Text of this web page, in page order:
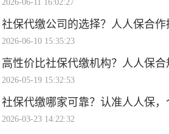
2026-06-11 16:02:27
社保代缴公司的选择？人人保合作
2026-06-10 15:35:23
高性价比社保代缴机构？人人保合
2026-05-19 15:32:53
社保代缴哪家可靠？认准人人保，
2026-03-23 14:22:32